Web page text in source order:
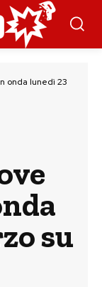
onda lunedì 23
su